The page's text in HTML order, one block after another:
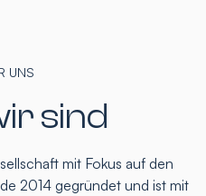
UNS
sind
mit Fokus auf den
2014 gegründet und ist mit